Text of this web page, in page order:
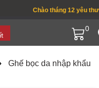
Chào tháng 12 yêu
0
Ghế bọc da nhập khẩu